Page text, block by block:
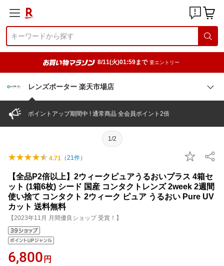
8/11(火)01:59まで 要エントリー
レンズポーター 楽天市場店
ポイントアップ期間中 ! 通常商品 全会員ポイント2倍
1/2
4.71 （21件）
【全品P2倍以上】2ウィークピュアうるおいプラス 4箱セ
ット (1箱6枚) シード 国産 コンタクトレンズ 2week 2週間
使い捨て コンタクト 2ウィーク ピュア うるおい Pure UV
カット 送料無料
【2023年11月 月間優良ショップ 受賞！】
6,800 円